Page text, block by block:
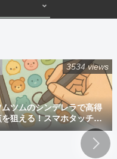
ムツムのシンデレラで高得
を狙える！スマホタッチペ
3534 views